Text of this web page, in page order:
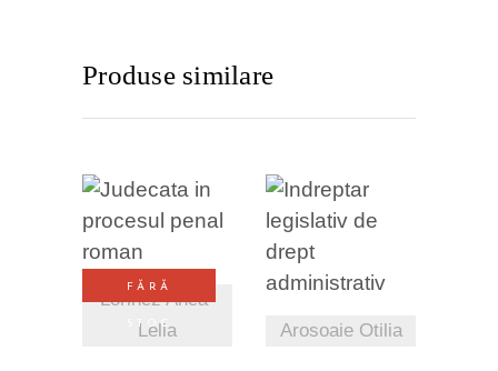
Produse similare
FĂRĂ
STOC
Lorincz Anca-
Lelia
DETALII
Arosoaie Otilia
DETALII